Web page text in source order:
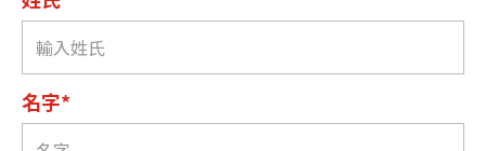
名字*